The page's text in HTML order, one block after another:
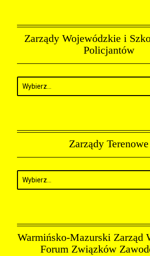
Zarządy Wojewódzkie i
Policjantów
Zarządy Terenowe
Warmińsko-Mazurski Zarząd
Forum Związków